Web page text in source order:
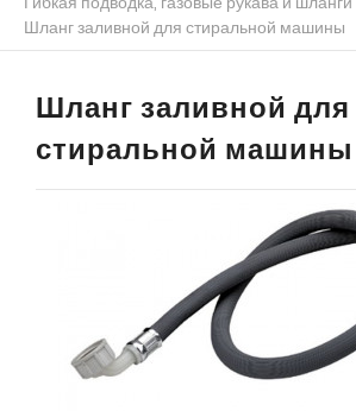
Шланг заливной для стиральной машины
Шланг заливной для
стиральной машины